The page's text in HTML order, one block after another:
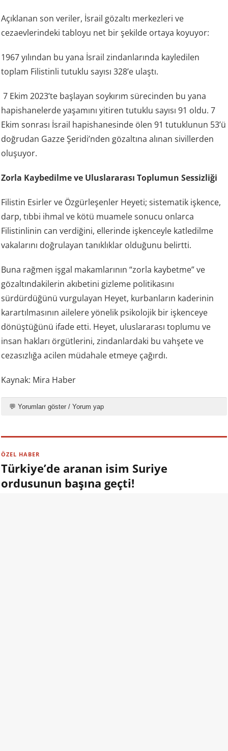
Açıklanan son veriler, İsrail gözaltı merkezleri ve
cezaevlerindeki tabloyu net bir şekilde ortaya koyuyor:
1967 yılından bu yana İsrail zindanlarında kayledilen
toplam Filistinli tutuklu sayısı 328’e ulaştı.
7 Ekim 2023’te başlayan soykırım sürecinden bu yana
hapishanelerde yaşamını yitiren tutuklu sayısı 91 oldu. 7
Ekim sonrası İsrail hapishanesinde ölen 91 tutuklunun 53’ü
doğrudan Gazze Şeridi’nden gözaltına alınan sivillerden
oluşuyor.
Zorla Kaybedilme ve Uluslararası Toplumun Sessizliği
Filistin Esirler ve Özgürleşenler Heyeti; sistematik işkence,
darp, tıbbi ihmal ve kötü muamele sonucu onlarca
Filistinlinin can verdiğini, ellerinde işkenceyle katledilme
vakalarını doğrulayan tanıklıklar olduğunu belirtti.
Buna rağmen işgal makamlarının “zorla kaybetme” ve
gözaltındakilerin akıbetini gizleme politikasını
sürdürdüğünü vurgulayan Heyet, kurbanların kaderinin
karartılmasının ailelere yönelik psikolojik bir işkenceye
dönüştüğünü ifade etti. Heyet, uluslararası toplumu ve
insan hakları örgütlerini, zindanlardaki bu vahşete ve
cezasızlığa acilen müdahale etmeye çağırdı.
Kaynak: Mira Haber
💬 Yorumları göster / Yorum yap
ÖZEL HABER
Türkiye’de aranan isim Suriye
ordusunun başına geçti!